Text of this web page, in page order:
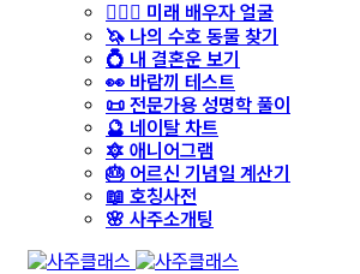
👩‍❤️‍👨 미래 배우자 얼굴
🦄 나의 수호 동물 찾기
💍 내 결혼운 보기
👀 바람끼 테스트
📜 전문가용 성명학 풀이
🔮 네이탈 차트
🔯 애니어그램
🎂 어르신 기념일 계산기
📖 호칭사전
🌸 사주소개팅